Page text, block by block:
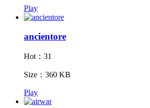
Play
ancientore
Hot：31
Size：360 KB
Play